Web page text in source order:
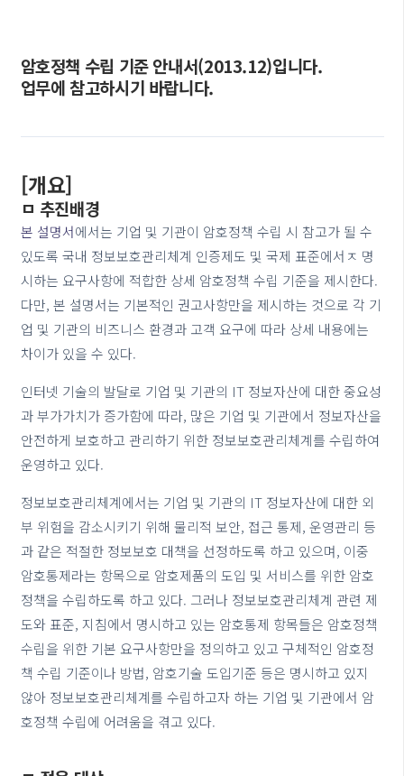
암호정책 수립 기준 안내서(2013.12)입니다.
업무에 참고하시기 바랍니다.
[개요]
ㅁ 추진배경
본 설명서에서는 기업 및 기관이 암호정책 수립 시 참고가 될 수
있도록 국내 정보보호관리체계 인증제도 및 국제 표준에서ㅈ 명
시하는 요구사항에 적합한 상세 암호정책 수립 기준을 제시한다.
다만, 본 설명서는 기본적인 권고사항만을 제시하는 것으로 각 기
업 및 기관의 비즈니스 환경과 고객 요구에 따라 상세 내용에는
차이가 있을 수 있다.
인터넷 기술의 발달로 기업 및 기관의 IT 정보자산에 대한 중요성
과 부가가치가 증가함에 따라, 많은 기업 및 기관에서 정보자산을
안전하게 보호하고 관리하기 위한 정보보호관리체계를 수립하여
운영하고 있다.
정보보호관리체계에서는 기업 및 기관의 IT 정보자산에 대한 외
부 위험을 감소시키기 위해 물리적 보안, 접근 통제, 운영관리 등
과 같은 적절한 정보보호 대책을 선정하도록 하고 있으며, 이중
암호통제라는 항목으로 암호제품의 도입 및 서비스를 위한 암호
정책을 수립하도록 하고 있다. 그러나 정보보호관리체계 관련 제
도와 표준, 지침에서 명시하고 있는 암호통제 항목들은 암호정책
수립을 위한 기본 요구사항만을 정의하고 있고 구체적인 암호정
책 수립 기준이나 방법, 암호기술 도입기준 등은 명시하고 있지
않아 정보보호관리체계를 수립하고자 하는 기업 및 기관에서 암
호정책 수립에 어려움을 겪고 있다.